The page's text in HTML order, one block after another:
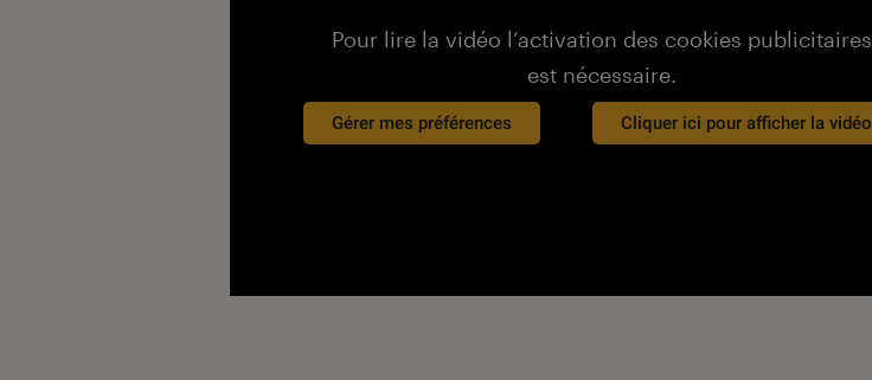
Pour lire la vidéo l’activation des cookies publicitaires
est nécessaire.
Gérer mes préférences Cliquer ici pour afficher la vidéo